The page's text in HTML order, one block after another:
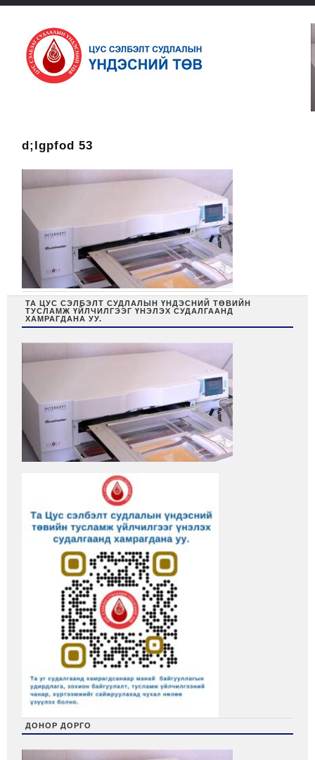
d;lgpfod 53
ТА ЦУС СЭЛБЭЛТ СУДЛАЛЫН ҮНДЭСНИЙ ТӨВИЙН
ТУСЛАМЖ ҮЙЛЧИЛГЭЭГ ҮНЭЛЭХ СУДАЛГААНД
ХАМРАГДАНА УУ.
ДОНОР ДОРГО